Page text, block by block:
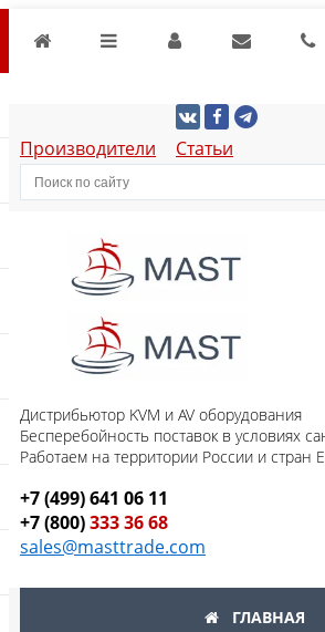
Производители Статьи
Дистрибьютор KVM и AV оборудования
Бесперебойность поставок в условиях
Работаем на территории России и стран
+7 (499) 641 06 11
+7 (800)333 36 68
sales@masttrade.com
ГЛАВНАЯ